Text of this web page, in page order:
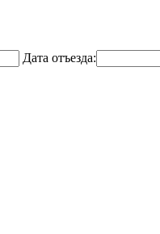
Дата отъезда: